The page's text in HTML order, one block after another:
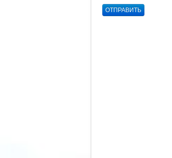
ОТПРАВИТЬ